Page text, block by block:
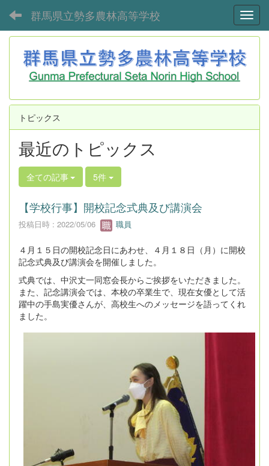
群馬県立勢多農林高等学校
トピックス
最近のトピックス
全ての記事 5件
【学校行事】開校記念式典及び講演会
投稿日時 : 2022/05/06 職員
４月１５日の開校記念日にあわせ、４月１８日（月）に開校
記念式典及び講演会を開催しました。
式典では、中沢丈一同窓会長からご挨拶をいただきました。
また、記念講演会では、本校の卒業生で、現在女優として活
躍中の手島実優さんが、高校生へのメッセージを語ってくれ
ました。